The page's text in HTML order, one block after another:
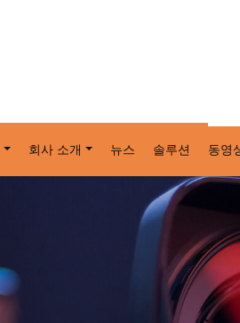
회사 소개 뉴스 솔루션 동영